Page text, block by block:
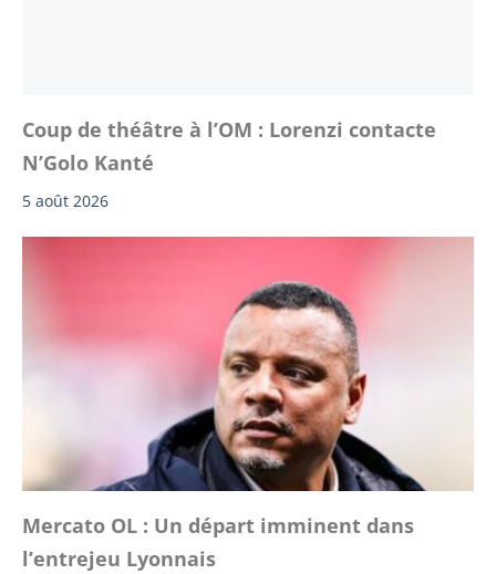
Coup de théâtre à l’OM : Lorenzi contacte
N’Golo Kanté
5 août 2026
Mercato OL : Un départ imminent dans
l’entrejeu Lyonnais